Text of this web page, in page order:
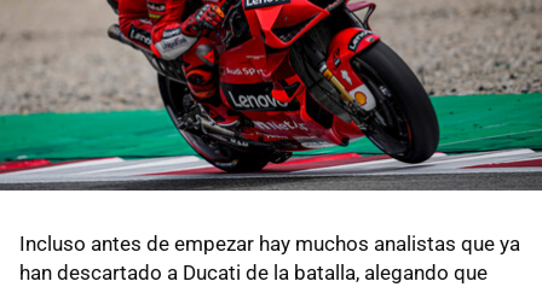
Incluso antes de empezar hay muchos analistas que ya
han descartado a Ducati de la batalla, alegando que